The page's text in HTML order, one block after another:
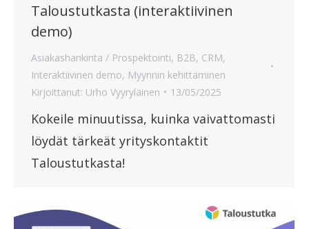
Taloustutkasta (interaktiivinen
demo)
Asiakashankinta / Prospektointi, B2B, CRM,
Interaktiivinen demo, Myynnin kehittäminen
Kirjoittanut: Urho Vyyryläinen 13/05/2025
Kokeile minuutissa, kuinka vaivattomasti
löydät tärkeät yrityskontaktit
Taloustutkasta!